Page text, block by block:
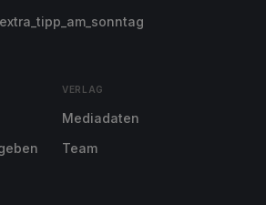
VERLAG
Mediadaten
Team